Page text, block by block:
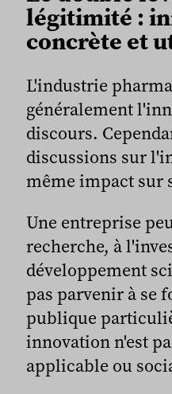
légitimité :
concrète et
L'industrie
généralement
discours.
discussions sur
même impact sur
Une entreprise
recherche, à
développement
pas parvenir à se
publique
innovation n'est
applicable ou